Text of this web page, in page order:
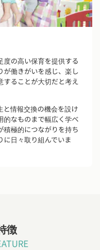
度の高い保育を提供する
が働きがいを感じ、楽し
ることが大切だと考え
と情報交換の機会を設け
的なものまで幅広く学べ
積極的につながりを持ち
日々取り組んでいま
徴